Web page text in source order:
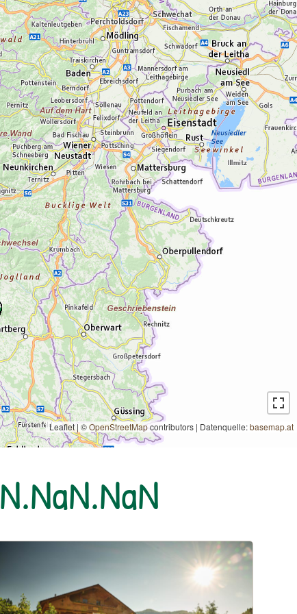
Leaflet | ©OpenStreetMapcontributors | Datenquelle:basemap.at
am Bauernhof: Erlebnis- & Familienbauernhof